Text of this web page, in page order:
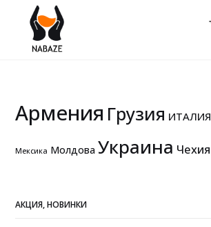
Армения Грузия ИТАЛИЯ
Мексика Молдова Украина Чехия
АКЦИЯ, НОВИНКИ